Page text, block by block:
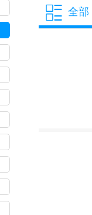
全部